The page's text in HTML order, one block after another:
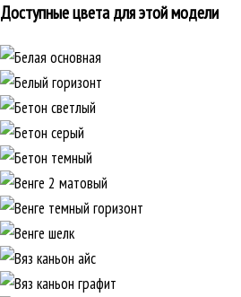
Доступные цвета для этой модели